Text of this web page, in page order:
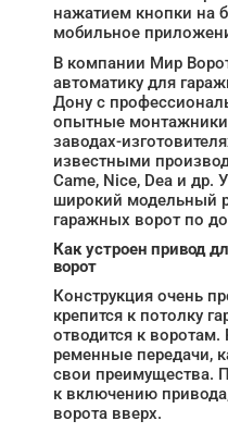
нажатием кнопки на
мобильное
В компании Мир
автоматику для
Дону с
опытные
заводах-
известными
Came, Nice, Dea и др.
широкий модельный
гаражных ворот по
Как устроен привод
ворот
Конструкция очень
крепится к потолку
отводится к
ременные передачи,
свои преимущества.
к включению
ворота вверх.